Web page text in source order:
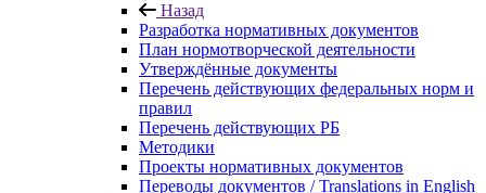
Назад
Разработка нормативных документов
План нормотворческой деятельности
Утверждённые документы
Перечень действующих федеральных норм и
правил
Перечень действующих РБ
Методики
Проекты нормативных документов
Переводы документов / Translations in English